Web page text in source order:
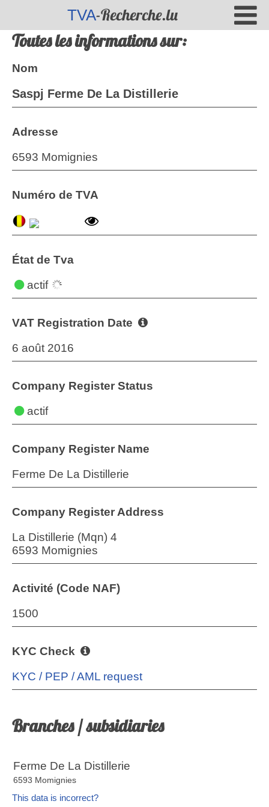
TVA-Recherche.lu
Toutes les informations sur:
Nom
Saspj Ferme De La Distillerie
Adresse
6593 Momignies
Numéro de TVA
État de Tva
actif
VAT Registration Date
6 août 2016
Company Register Status
actif
Company Register Name
Ferme De La Distillerie
Company Register Address
La Distillerie (Mqn) 4
6593 Momignies
Activité (Code NAF)
1500
KYC Check
KYC / PEP / AML request
Branches / subsidiaries
Ferme De La Distillerie
6593 Momignies
This data is incorrect?